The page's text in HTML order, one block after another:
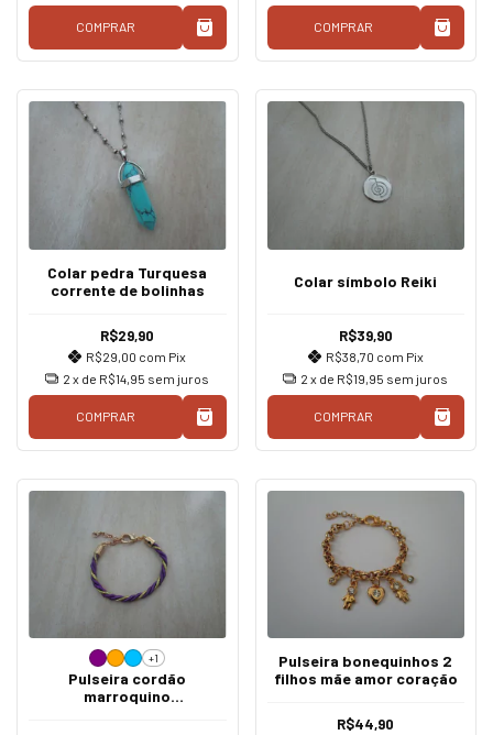
COMPRAR COMPRAR
Colar pedra Turquesa
corrente de bolinhas
R$29,90
R$29,00 com Pix
2 x de R$14,95 sem juros
COMPRAR
Colar símbolo Reiki
R$39,90
R$38,70 com Pix
2 x de R$19,95 sem juros
COMPRAR
+1
Pulseira cordão
marroquino
Pulseira bonequinhos 2
filhos mãe amor coração
R$44,90